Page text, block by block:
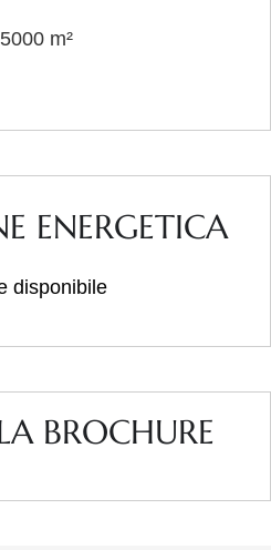
m²
ENERGETICA
disponibile
BROCHURE